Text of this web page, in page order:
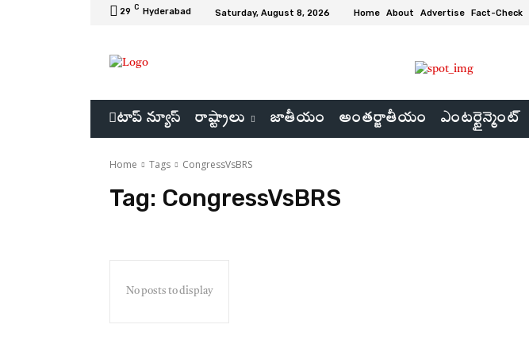
29 C Hyderabad Saturday, August 8, 2026 Home About Advertise Fact-Check
టాప్ న్యూస్ రాష్ట్రాలు జాతీయం అంతర్జాతీయం ఎంటర్టైన్మెంట్
Home Tags CongressVsBRS
Tag: CongressVsBRS
No posts to display